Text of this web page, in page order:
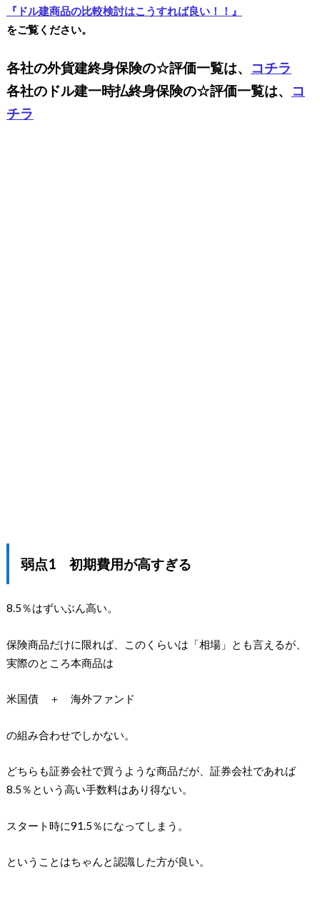
『ドル建商品の比較検討はこうすれば良い！！』
をご覧ください。
各社の外貨建終身保険の☆評価一覧は、 コチラ
各社のドル建一時払終身保険の☆評価一覧は、 コ
チラ
弱点1 初期費用が高すぎる
8.5％はずいぶん高い。
保険商品だけに限れば、このくらいは「相場」とも言えるが、
実際のところ本商品は
米国債 ＋ 海外ファンド
の組み合わせでしかない。
どちらも証券会社で買うような商品だが、証券会社であれば
8.5％という高い手数料はあり得ない。
スタート時に91.5％になってしまう。
ということはちゃんと認識した方が良い。